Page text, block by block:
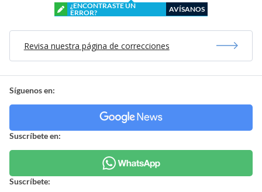
¿ENCONTRASTE UN
ERROR?
AVÍSANOS
Revisa nuestra página de correcciones
Síguenos en:
Suscríbete en:
Suscríbete: